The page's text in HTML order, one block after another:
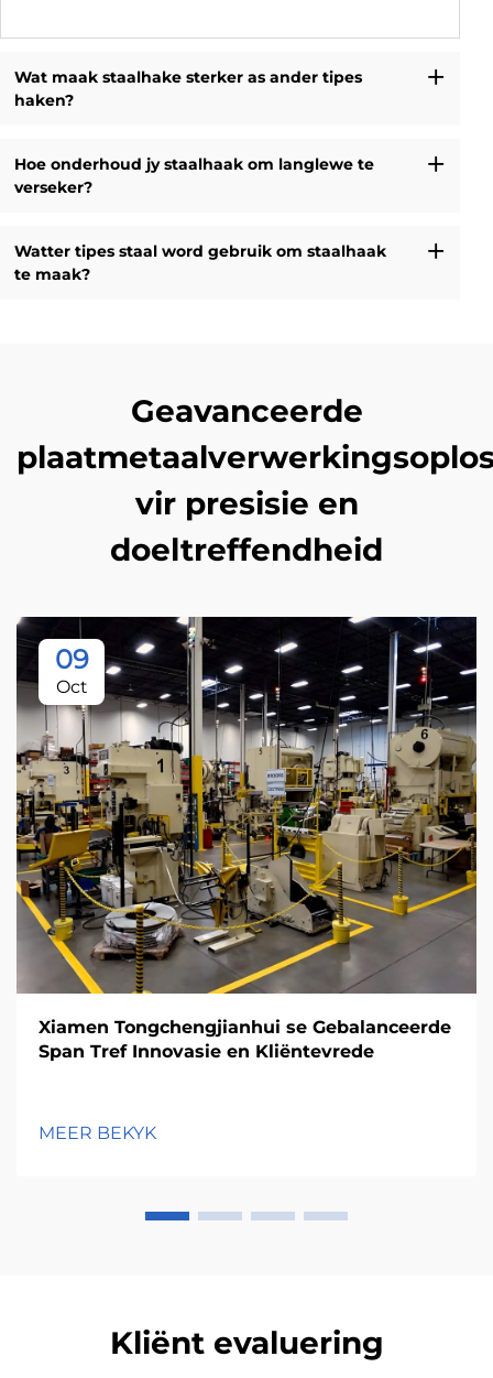
Wat maak staalhake sterker as ander tipes
haken?
Hoe onderhoud jy staalhaak om langlewe te
verseker?
Watter tipes staal word gebruik om staalhaak
te maak?
Geavanceerde
vir presisie en
doeltreffendheid
09
Oct
Xiamen Tongchengjianhui se Gebalanceerde
Span Tref Innovasie en Kliëntevrede
MEER BEKYK
Kliënt evaluering